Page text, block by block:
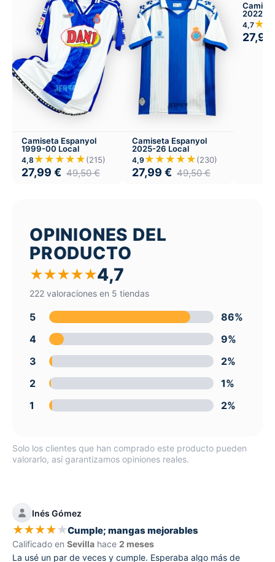
Camiseta Espanyol
1999-00 Local
4,8 ★★★★★(215)
27,99 € 49,50€
Camiseta Espanyol
2025-26 Local
4,9 ★★★★★(230)
27,99 € 49,50€
2022-
4,7
27,99
OPINIONES DEL
PRODUCTO
★★★★★4,7
222 valoraciones en 5 tiendas
5
86%
4
9%
3
2%
2
1%
1
2%
Solo los clientes que han comprado este producto pueden
valorarlo, así garantizamos opiniones reales.
Inés Gómez
★★★★★Cumple; mangas mejorables
Calificado en Sevilla hace 2 meses
La usé un par de veces y cumple. Esperaba algo más de